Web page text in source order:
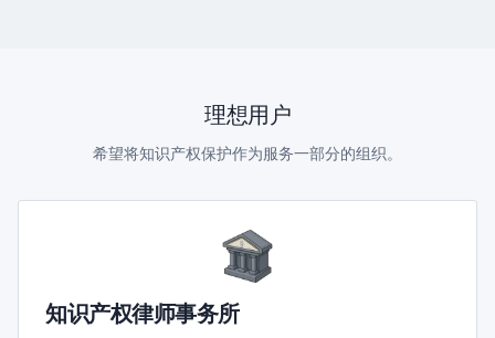
理想用户
希望将知识产权保护作为服务一部分的组织。
知识产权律师事务所